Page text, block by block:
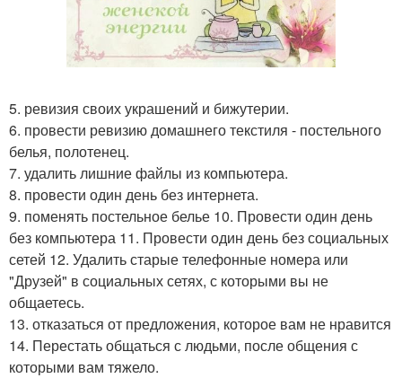
5. ревизия своих украшений и бижутерии.
6. провести ревизию домашнего текстиля - постельного
белья, полотенец.
7. удалить лишние файлы из компьютера.
8. провести один день без интернета.
9. поменять постельное белье 10. Провести один день
без компьютера 11. Провести один день без социальных
сетей 12. Удалить старые телефонные номера или
"Друзей" в социальных сетях, с которыми вы не
общаетесь.
13. отказаться от предложения, которое вам не нравится
14. Перестать общаться с людьми, после общения с
которыми вам тяжело.